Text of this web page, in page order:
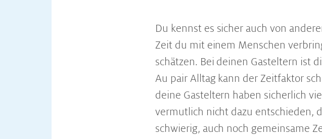
Du kennst es sicher auch von
Zeit du mit einem Menschen
schätzen. Bei deinen Gasteltern ist
Au pair Alltag kann der Zeitfaktor
deine Gasteltern haben sicherlich
vermutlich nicht dazu entschieden,
schwierig, auch noch gemeinsame